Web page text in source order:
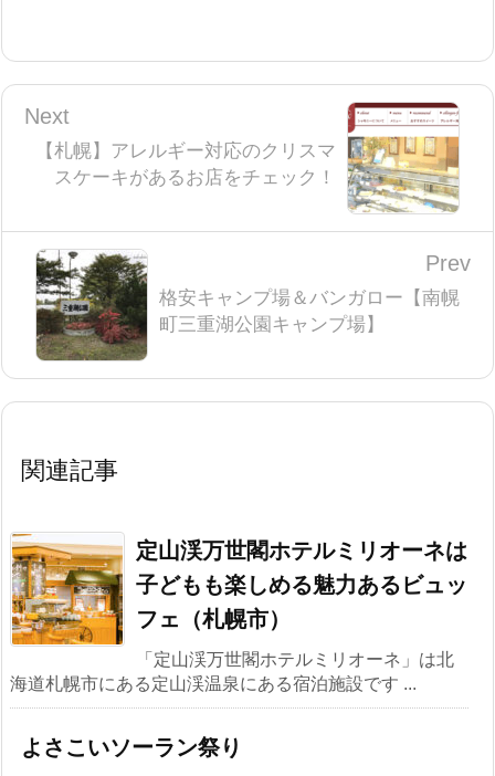
【札幌】アレルギー対応のクリスマ
スケーキがあるお店をチェック！
Next
格安キャンプ場＆バンガロー【南幌
町三重湖公園キャンプ場】
Prev
関連記事
定山渓万世閣ホテルミリオーネは
子どもも楽しめる魅力あるビュッ
フェ（札幌市）
「定山渓万世閣ホテルミリオーネ」は北
海道札幌市にある定山渓温泉にある宿泊施設です ...
よさこいソーラン祭り